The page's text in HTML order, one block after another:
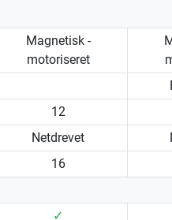
Magnetisk -
motoriseret
12
Netdrevet
16
✓